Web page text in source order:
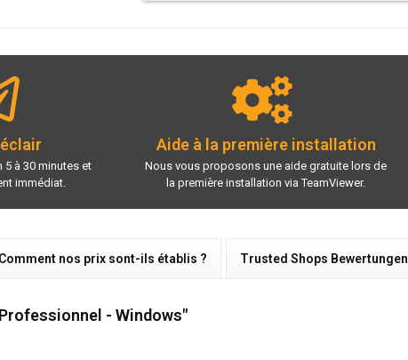
5 à 30 minutes et
immédiat.
Aide à la première installation
Nous vous proposons une aide gratuite lors de
la première installation via TeamViewer.
Comment nos prix sont-ils établis ? Trusted Shops Bewertungen
- Windows"